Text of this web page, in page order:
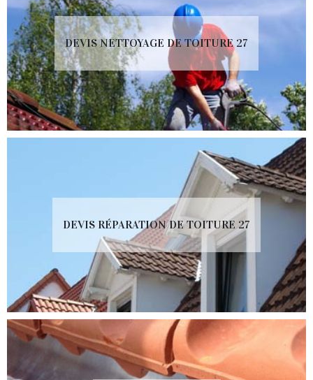
DEVIS NETTOYAGE DE TOITURE 27
DEVIS RÉPARATION DE TOITURE 27